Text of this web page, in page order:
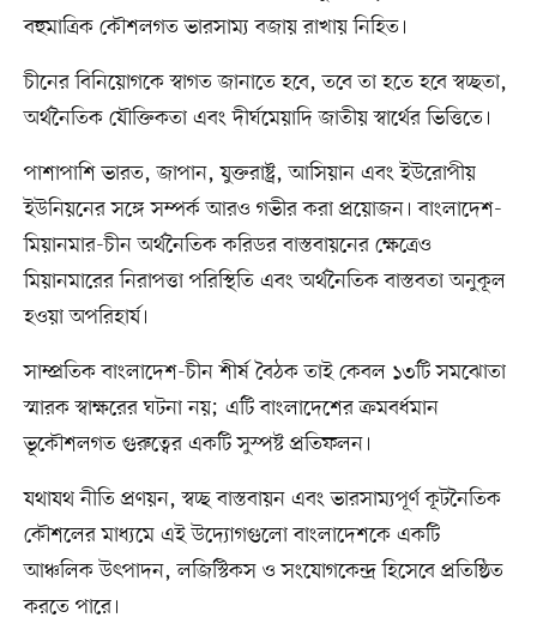
বহুমাত্রিক কৌশলগত ভারসাম্য বজায় রাখায় নিহিত।
চীনের বিনিয়োগকে স্বাগত জানাতে হবে, তবে তা হতে হবে স্বচ্ছতা,
অর্থনৈতিক যৌক্তিকতা এবং দীর্ঘমেয়াদি জাতীয় স্বার্থের ভিত্তিতে।
পাশাপাশি ভারত, জাপান, যুক্তরাষ্ট্র, আসিয়ান এবং ইউরোপীয়
ইউনিয়নের সঙ্গে সম্পর্ক আরও গভীর করা প্রয়োজন। বাংলাদেশ-
মিয়ানমার-চীন অর্থনৈতিক করিডর বাস্তবায়নের ক্ষেত্রেও
মিয়ানমারের নিরাপত্তা পরিস্থিতি এবং অর্থনৈতিক বাস্তবতা অনুকূল
হওয়া অপরিহার্য।
সাম্প্রতিক বাংলাদেশ-চীন শীর্ষ বৈঠক তাই কেবল ১৩টি সমঝোতা
স্মারক স্বাক্ষরের ঘটনা নয়; এটি বাংলাদেশের ক্রমবর্ধমান
ভূকৌশলগত গুরুত্বের একটি সুস্পষ্ট প্রতিফলন।
যথাযথ নীতি প্রণয়ন, স্বচ্ছ বাস্তবায়ন এবং ভারসাম্যপূর্ণ কূটনৈতিক
কৌশলের মাধ্যমে এই উদ্যোগগুলো বাংলাদেশকে একটি
আঞ্চলিক উৎপাদন, লজিস্টিকস ও সংযোগকেন্দ্র হিসেবে প্রতিষ্ঠিত
করতে পারে।